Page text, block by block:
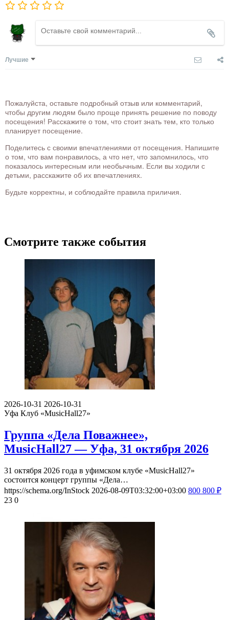
Лучшие
Пожалуйста, оставьте подробный отзыв или комментарий,
чтобы другим людям было проще принять решение по поводу
посещения! Расскажите о том, что стоит знать тем, кто только
планирует посещение.
Поделитесь с своими впечатлениями от посещения. Напишите
о том, что вам понравилось, а что нет, что запомнилось, что
показалось интересным или необычным. Если вы ходили с
детьми, расскажите об их впечатлениях.
Будьте корректны, и соблюдайте правила приличия.
Смотрите также события
2026-10-31 2026-10-31
Уфа Клуб «MusicHall27»
Группа «Дела Поважнее»,
MusicHall27 — Уфа, 31 октября 2026
31 октября 2026 года в уфимском клубе «MusicHall27»
состоится концерт группы «Дела…
https://schema.org/InStock 2026-08-09T03:32:00+03:00 800 800 ₽
23 0